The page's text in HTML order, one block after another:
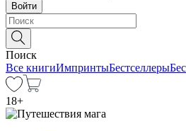
Войти
Поиск
Все книгиИмпринтыБестселлеры
18+